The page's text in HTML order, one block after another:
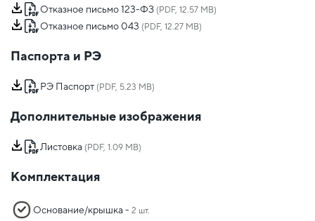
Отказное письмо 123-ФЗ (PDF, 12.57 MB)
Отказное письмо 043 (PDF, 12.27 MB)
Паспорта и РЭ
РЭ Паспорт (PDF, 5.23 MB)
Дополнительные изображения
Листовка (PDF, 1.09 MB)
Комплектация
Основание/крышка - 2 шт.